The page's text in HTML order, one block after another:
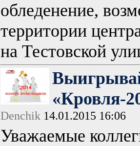
обледенение,
территории
на Тестовской
«Кровля-
Denchik 14.01.2015 16:06
Уважаемые